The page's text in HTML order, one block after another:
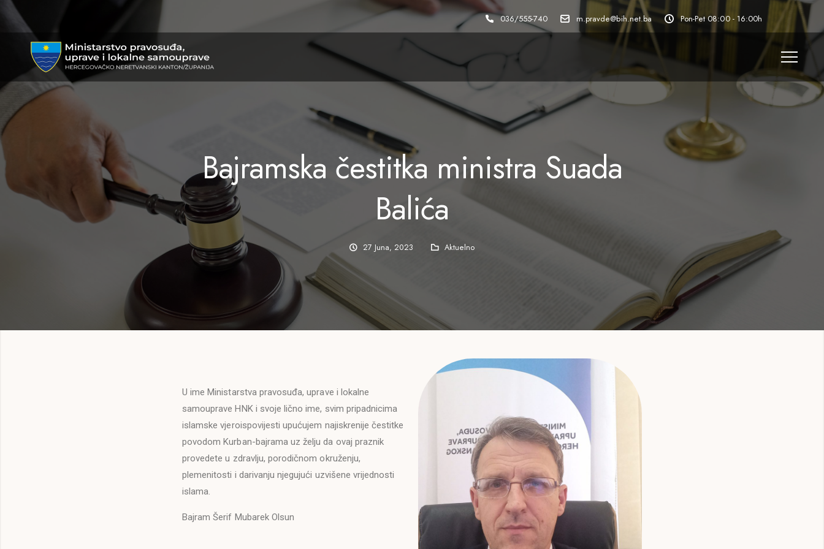
036/555-740 m.pravde@bih.net.ba Pon-Pet 08:00 - 16:00h
Bajramska čestitka ministra Suada
Balića
27 Juna, 2023 Aktuelno
U ime Ministarstva pravosuđa, uprave i lokalne
samouprave HNK i svoje lično ime, svim pripadnicima
islamske vjeroispovijesti upućujem najiskrenije čestitke
povodom Kurban-bajrama uz želju da ovaj praznik
provedete u zdravlju, porodičnom okruženju,
plemenitosti i darivanju njegujući uzvišene vrijednosti
islama.
Bajram Šerif Mubarek Olsun